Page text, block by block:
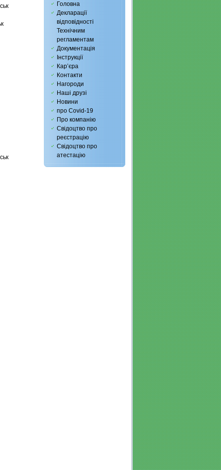
Головна
Декларації
відповідності
Технічним
регламентам
Документація
Інструкції
Кар’єра
Контакти
Нагороди
Наші друзі
Новини
про Covid-19
Про компанію
Свідоцтво про
реєстрацію
Свідоцтво про
атестацію